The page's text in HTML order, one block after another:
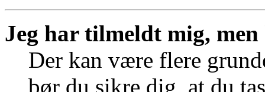
Jeg har tilmeldt mig,
Der kan være flere
bør du sikre dig, at du